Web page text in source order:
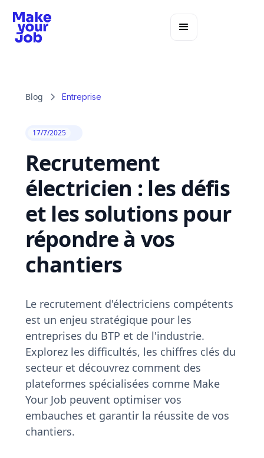
Blog Entreprise
17/7/2025
Recrutement
électricien : les défis
et les solutions pour
répondre à vos
chantiers
Le recrutement d'électriciens compétents
est un enjeu stratégique pour les
entreprises du BTP et de l'industrie.
Explorez les difficultés, les chiffres clés du
secteur et découvrez comment des
plateformes spécialisées comme Make
Your Job peuvent optimiser vos
embauches et garantir la réussite de vos
chantiers.